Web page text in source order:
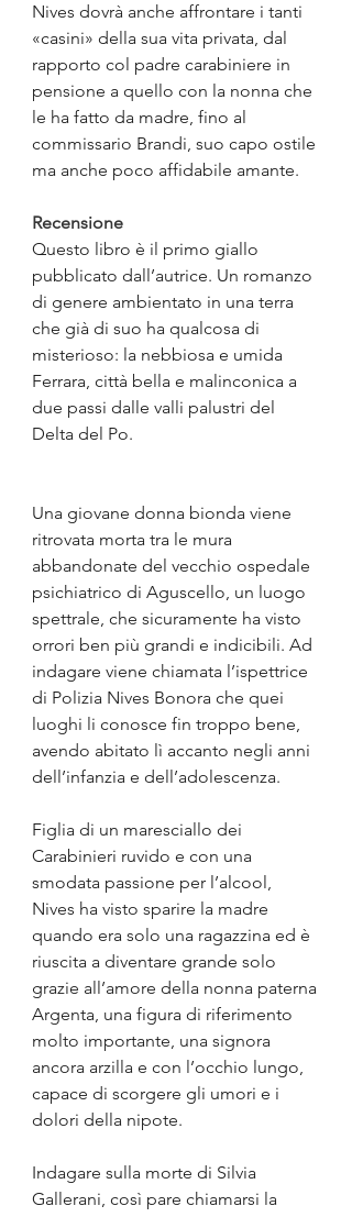
Nives dovrà anche affrontare i tanti
«casini» della sua vita privata, dal
rapporto col padre carabiniere in
pensione a quello con la nonna che
le ha fatto da madre, fino al
commissario Brandi, suo capo ostile
ma anche poco affidabile amante.
Recensione
Questo libro è il primo giallo
pubblicato dall’autrice. Un romanzo
di genere ambientato in una terra
che già di suo ha qualcosa di
misterioso: la nebbiosa e umida
Ferrara, città bella e malinconica a
due passi dalle valli palustri del
Delta del Po.
Una giovane donna bionda viene
ritrovata morta tra le mura
abbandonate del vecchio ospedale
psichiatrico di Aguscello, un luogo
spettrale, che sicuramente ha visto
orrori ben più grandi e indicibili. Ad
indagare viene chiamata l’ispettrice
di Polizia Nives Bonora che quei
luoghi li conosce fin troppo bene,
avendo abitato lì accanto negli anni
dell’infanzia e dell’adolescenza.
Figlia di un maresciallo dei
Carabinieri ruvido e con una
smodata passione per l’alcool,
Nives ha visto sparire la madre
quando era solo una ragazzina ed è
riuscita a diventare grande solo
grazie all’amore della nonna paterna
Argenta, una figura di riferimento
molto importante, una signora
ancora arzilla e con l’occhio lungo,
capace di scorgere gli umori e i
dolori della nipote.
Indagare sulla morte di Silvia
Gallerani, così pare chiamarsi la